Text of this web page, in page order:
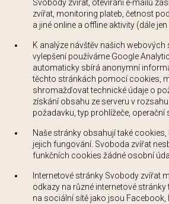
Svobody zvířat, otevírání e-mailů
zvířat, monitoring plateb, četnost
a jiné online a offline aktivity (dále jen
K analýze návštěv našich webových
vylepšení používáme Google
automaticky sbírá anonymní
těchto stránkách pomocí cookies,
shromažďovat technické údaje o
získání obsahu ze serveru v
požadavku, typ prohlížeče, operační
Naše stránky obsahují také cookies,
jejich fungování. Svoboda zvířat
funkčních cookies žádné osobní
Internetové stránky Svobody zvířat
odkazy na různé internetové
na sociální sítě jako jsou Facebook,